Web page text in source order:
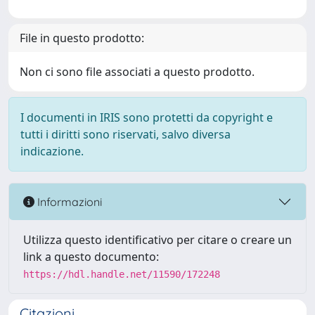
File in questo prodotto:
Non ci sono file associati a questo prodotto.
I documenti in IRIS sono protetti da copyright e
tutti i diritti sono riservati, salvo diversa
indicazione.
Informazioni
Utilizza questo identificativo per citare o creare un
link a questo documento:
https://hdl.handle.net/11590/172248